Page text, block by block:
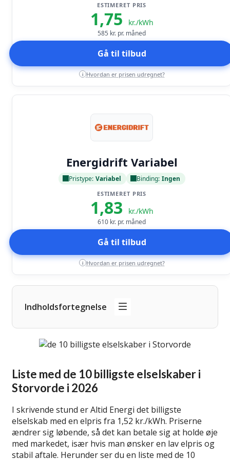
ESTIMERET PRIS
1,75 kr./kWh
585 kr. pr. måned
Gå til tilbud
i Hvordan er prisen udregnet?
Energidrift Variabel
Pristype: Variabel Binding: Ingen
ESTIMERET PRIS
1,83 kr./kWh
610 kr. pr. måned
Gå til tilbud
i Hvordan er prisen udregnet?
Indholdsfortegnelse
Liste med de 10 billigste elselskaber i
Storvorde i 2026
I skrivende stund er Altid Energi det billigste
elselskab med en elpris fra 1,52 kr./kWh. Priserne
ændrer sig løbende, så det kan betale sig at holde øje
med markedet, især hvis man ønsker en lav elpris og
stabil aftale. Herunder ser du en liste med de 10